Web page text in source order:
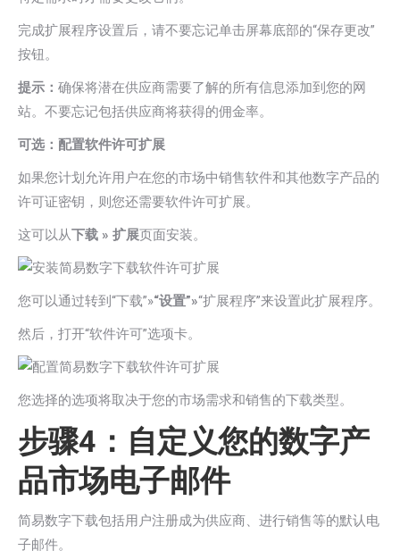
完成扩展程序设置后，请不要忘记单击屏幕底部的“保存更改”
按钮。
提示： 确保将潜在供应商需要了解的所有信息添加到您的网
站。不要忘记包括供应商将获得的佣金率。
可选：配置软件许可扩展
如果您计划允许用户在您的市场中销售软件和其他数字产品的
许可证密钥，则您还需要软件许可扩展。
这可以从下载 » 扩展页面安装。
您可以通过转到“下载”»“设置”»“扩展程序”来设置此扩展程序。
然后，打开“软件许可”选项卡。
您选择的选项将取决于您的市场需求和销售的下载类型。
步骤4：自定义您的数字产
品市场电子邮件
简易数字下载包括用户注册成为供应商、进行销售等的默认电
子邮件。